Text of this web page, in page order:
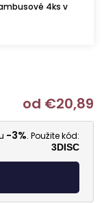
4ks v
od €20,89
-3%. Použite kód:
3DISC